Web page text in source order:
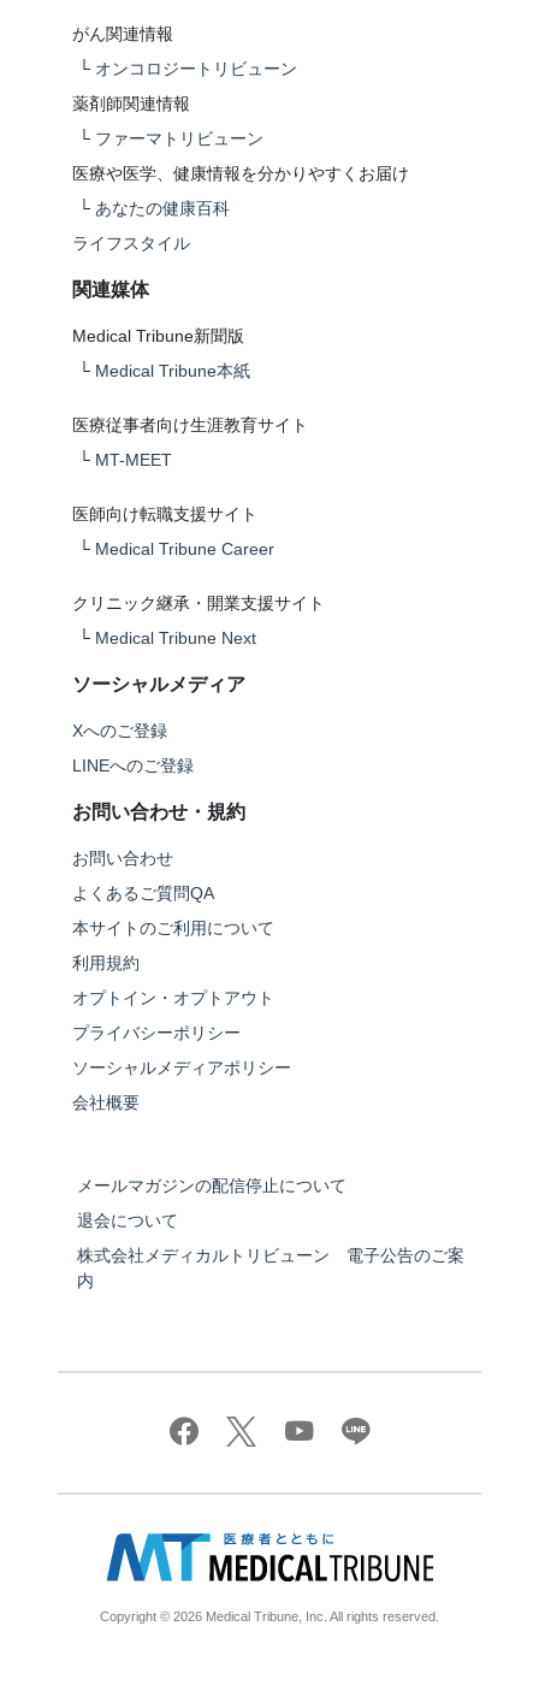
がん関連情報
└ オンコロジートリビューン
薬剤師関連情報
└ ファーマトリビューン
医療や医学、健康情報を分かりやすくお届け
└ あなたの健康百科
ライフスタイル
関連媒体
Medical Tribune新聞版
└ Medical Tribune本紙
医療従事者向け生涯教育サイト
└ MT-MEET
医師向け転職支援サイト
└ Medical Tribune Career
クリニック継承・開業支援サイト
└ Medical Tribune Next
ソーシャルメディア
Xへのご登録
LINEへのご登録
お問い合わせ・規約
お問い合わせ
よくあるご質問QA
本サイトのご利用について
利用規約
オプトイン・オプトアウト
プライバシーポリシー
ソーシャルメディアポリシー
会社概要
メールマガジンの配信停止について
退会について
株式会社メディカルトリビューン 電子公告のご案
内
Copyright © 2026 Medical Tribune, Inc. All rights reserved.